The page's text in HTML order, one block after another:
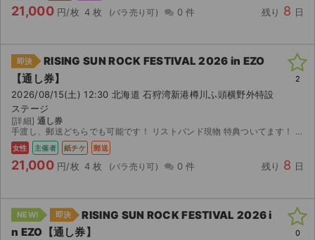
21,000 円/枚 4 枚 0 件 残り 8 日
即決
RISING SUN ROCK FESTIVAL 2026 in EZO
【通し券】
2026/08/15(土) 12:30 北海道 石狩湾新港樽川ふ頭横野外特設
ステージ
[詳細] 通し券
手渡し、郵送どちらでも可能です！ リストバンド現物 特典ついてます！ 値段も相談いただけたらと思います
女性 主催者 紙チケ 郵送
21,000 円/枚 4 枚 0 件 残り 8 日
2
NEW! 即決
RISING SUN ROCK FESTIVAL 2026 i
n EZO【通し券】
0